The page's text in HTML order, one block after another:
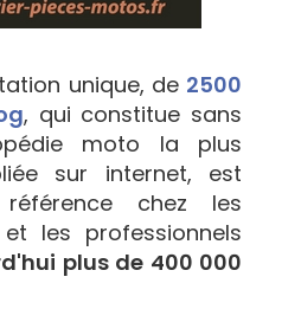
unique, de 2500
, qui constitue sans
moto la plus
sur internet, est
chez les
les professionnels
plus de 400 000